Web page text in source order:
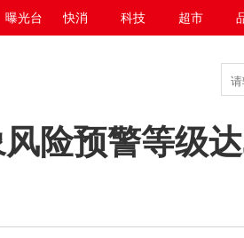
曝光台 快消 科技 超市
险预警等级